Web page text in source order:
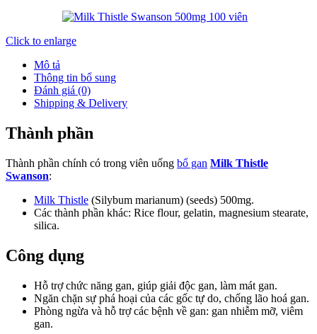
Click to enlarge
Mô tả
Thông tin bổ sung
Đánh giá (0)
Shipping & Delivery
Thành phần
Thành phần chính có trong viên uống bổ gan Milk Thistle
Swanson:
Milk Thistle (Silybum marianum) (seeds) 500mg.
Các thành phần khác: Rice flour, gelatin, magnesium stearate,
silica.
Công dụng
Hỗ trợ chức năng gan, giúp giải độc gan, làm mát gan.
Ngăn chặn sự phá hoại của các gốc tự do, chống lão hoá gan.
Phòng ngừa và hỗ trợ các bệnh về gan: gan nhiễm mỡ, viêm
gan.